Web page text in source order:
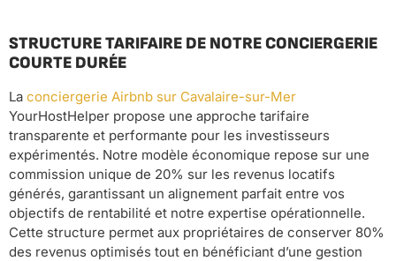
STRUCTURE TARIFAIRE DE NOTRE CONCIERGERIE
COURTE DURÉE
La conciergerie Airbnb sur Cavalaire-sur-Mer
YourHostHelper propose une approche tarifaire
transparente et performante pour les investisseurs
expérimentés. Notre modèle économique repose sur une
commission unique de 20% sur les revenus locatifs
générés, garantissant un alignement parfait entre vos
objectifs de rentabilité et notre expertise opérationnelle.
Cette structure permet aux propriétaires de conserver 80%
des revenus optimisés tout en bénéficiant d’une gestion